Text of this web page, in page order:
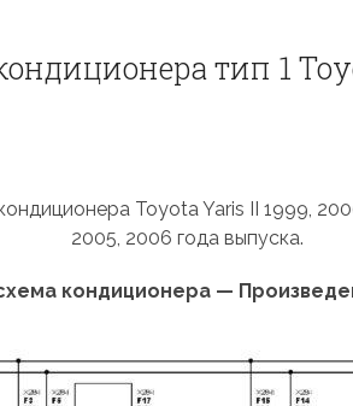
тип 1
Toyota Yaris II 1999,
2005, 2006 года выпуска.
кондиционера —